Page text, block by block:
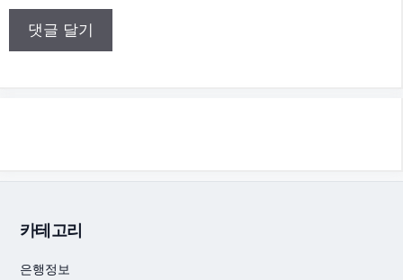
카테고리
은행정보